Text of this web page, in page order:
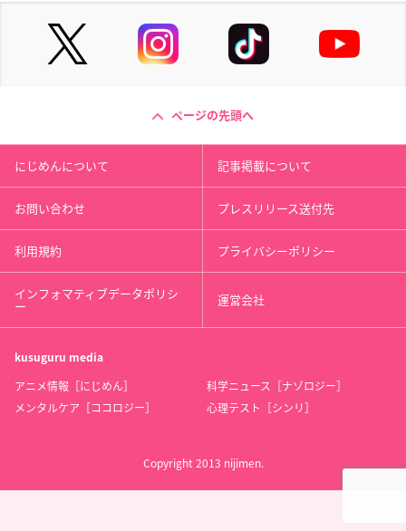
ページの先頭へ
にじめんについて 記事掲載について
お問い合わせ プレスリリース送付先
利用規約 プライバシーポリシー
インフォマティブデータポリシ
ー 運営会社
kusuguru media
アニメ情報［にじめん］
科学ニュース［ナゾロジー］
メンタルケア［ココロジー］
心理テスト［シンリ］
Copyright 2013 nijimen.